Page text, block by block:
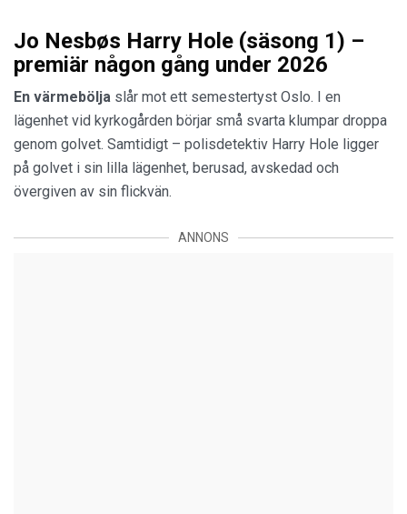
Jo Nesbøs Harry Hole (säsong 1) –
premiär någon gång under 2026
En värmebölja slår mot ett semestertyst Oslo. I en
lägenhet vid kyrkogården börjar små svarta klumpar droppa
genom golvet. Samtidigt – polisdetektiv Harry Hole ligger
på golvet i sin lilla lägenhet, berusad, avskedad och
övergiven av sin flickvän.
ANNONS